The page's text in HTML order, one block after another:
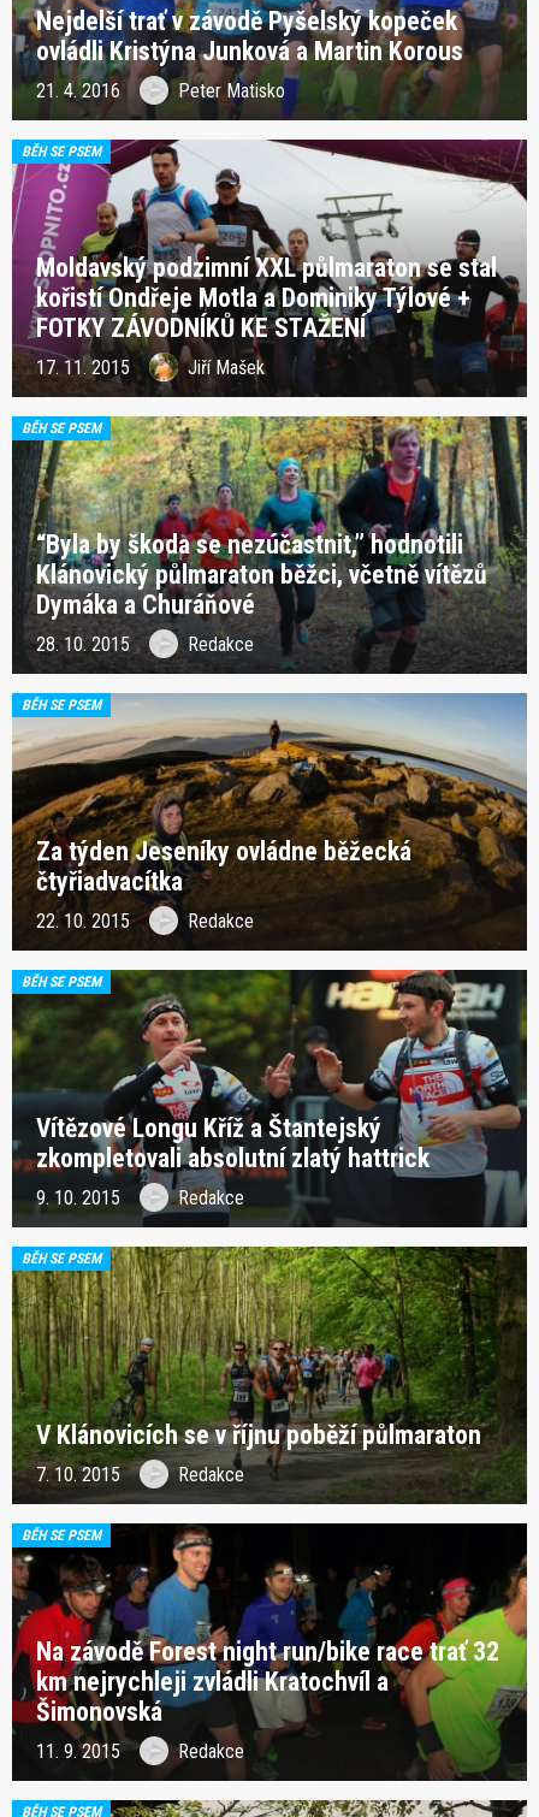
Nejdelší trať v závodě Pyšelský kopeček
ovládli Kristýna Junková a Martin Korous
21. 4. 2016 Peter Matisko
BĚH SE PSEM
Moldavský podzimní XXL půlmaraton se stal
kořistí Ondřeje Motla a Dominiky Týlové +
FOTKY ZÁVODNÍKŮ KE STAŽENÍ
17. 11. 2015 Jiří Mašek
BĚH SE PSEM
“Byla by škoda se nezúčastnit,” hodnotili
Klánovický půlmaraton běžci, včetně vítězů
Dymáka a Churáňové
28. 10. 2015 Redakce
BĚH SE PSEM
Za týden Jeseníky ovládne běžecká
čtyřiadvacítka
22. 10. 2015 Redakce
BĚH SE PSEM
Vítězové Longu Kříž a Štantejský
zkompletovali absolutní zlatý hattrick
9. 10. 2015 Redakce
BĚH SE PSEM
V Klánovicích se v říjnu poběží půlmaraton
7. 10. 2015 Redakce
BĚH SE PSEM
Na závodě Forest night run/bike race trať 32
km nejrychleji zvládli Kratochvíl a
Šimonovská
11. 9. 2015 Redakce
BĚH SE PSEM